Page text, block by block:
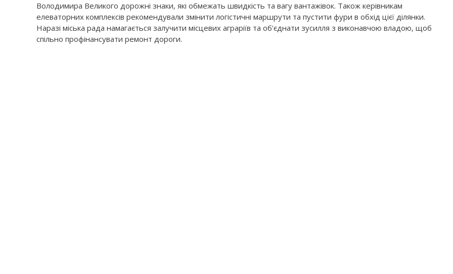
Володимира Великого дорожні знаки, які обмежать швидкість та вагу вантажівок. Також керівникам
елеваторних комплексів рекомендували змінити логістичні маршрути та пустити фури в обхід цієї ділянки.
Наразі міська рада намагається залучити місцевих аграріїв та об'єднати зусилля з виконавчою владою, щоб
спільно профінансувати ремонт дороги.